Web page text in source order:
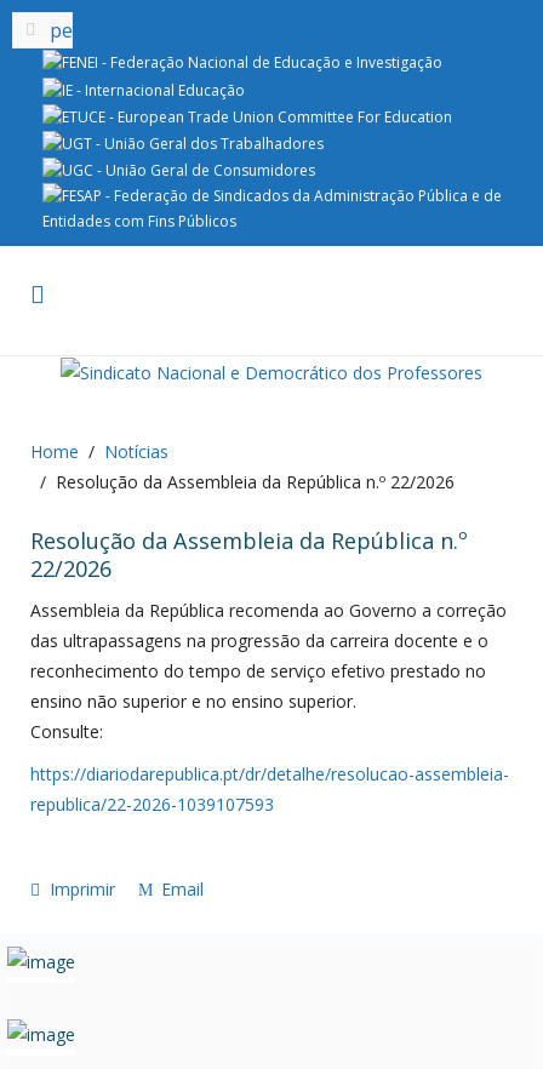
Home
Notícias
Resolução da Assembleia da República n.º 22/2026
Resolução da Assembleia da República n.º
22/2026
Assembleia da República recomenda ao Governo a correção
das ultrapassagens na progressão da carreira docente e o
reconhecimento do tempo de serviço efetivo prestado no
ensino não superior e no ensino superior.
Consulte:
https://diariodarepublica.pt/dr/detalhe/resolucao-assembleia-
republica/22-2026-1039107593
Imprimir Email